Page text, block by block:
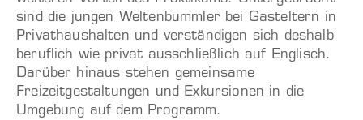
sind die jungen Weltenbummler bei Gasteltern in
Privathaushalten und verständigen sich deshalb
beruflich wie privat ausschließlich auf Englisch.
Darüber hinaus stehen gemeinsame
Freizeitgestaltungen und Exkursionen in die
Umgebung auf dem Programm.